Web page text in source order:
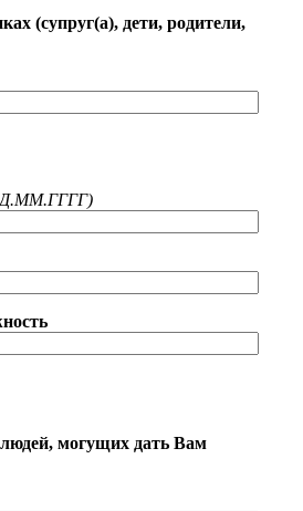
(супруг(а), дети, родители,
могущих дать Вам